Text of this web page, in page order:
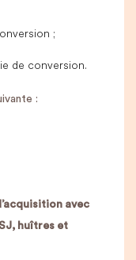
;
de conversion.
:
avec
huîtres et